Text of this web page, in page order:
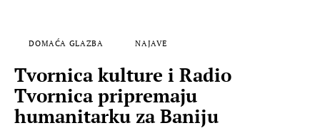
DOMAĆA GLAZBA NAJAVE
Tvornica kulture i Radio
Tvornica pripremaju
humanitarku za Baniju